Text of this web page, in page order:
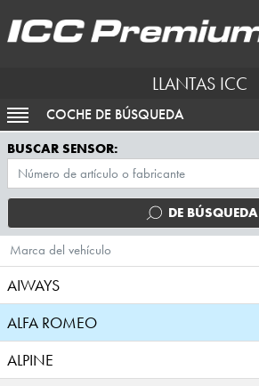
LLANTAS ICC
ACTIVAR NAVEGACIÓN
COCHE DE BÚSQUEDA
BUSCAR SENSOR:
DE BÚSQUEDA
Marca del vehículo
AIWAYS
ALFA ROMEO
ALPINE